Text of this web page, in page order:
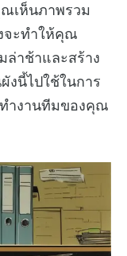
เห็นภาพรวม
จะทำให้คุณ
ล่าช้าและสร้าง
งนี้ไปใช้ในการ
ทำงานทีมของคุณ